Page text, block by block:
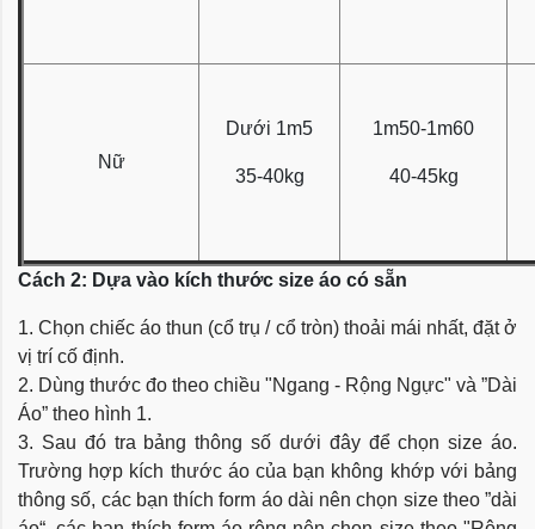
Nữ
Dưới 1m5
35-40kg
1m50-1m60
40-45kg
Cách 2: Dựa vào kích thước size áo có sẵn
1. Chọn chiếc áo thun (cổ trụ / cổ tròn) thoải mái nhất, đặt ở
vị trí cố định.
2. Dùng thước đo theo chiều "Ngang - Rộng Ngực" và ”Dài
Áo” theo hình 1.
3. Sau đó tra bảng thông số dưới đây để chọn size áo.
Trường hợp kích thước áo của bạn không khớp với bảng
thông số, các bạn thích form áo dài nên chọn size theo ”dài